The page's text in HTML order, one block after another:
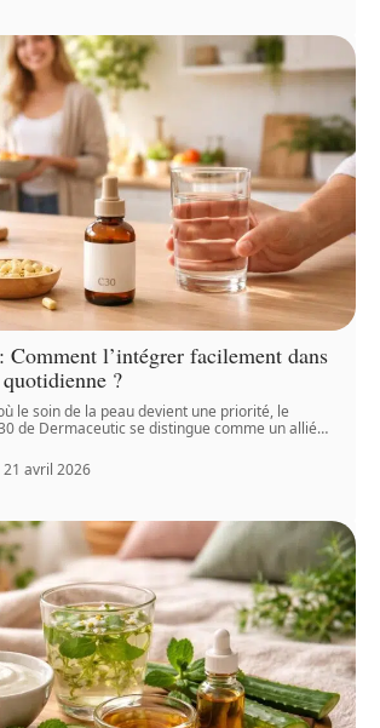
l’intégrer facilement dans
?
le soin de la peau devient une priorité, le
de Dermaceutic se distingue comme un allié…
21 avril 2026